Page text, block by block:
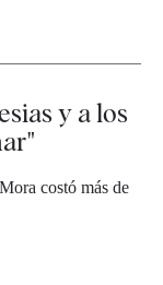
y a los
costó más de